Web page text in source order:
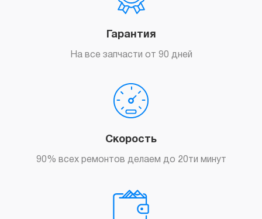
Гарантия
На все запчасти от 90 дней
Скорость
90% всех ремонтов делаем до 20ти минут